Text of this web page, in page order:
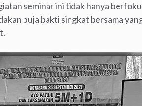
seminar ini tidak hanya
puja bakti singkat bersama